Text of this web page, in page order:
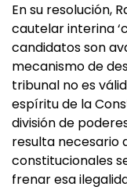
En su resolución,
cautelar interina
candidatos son
mecanismo de
tribunal no es
espíritu de la
división de
resulta necesario
constitucionales
frenar esa